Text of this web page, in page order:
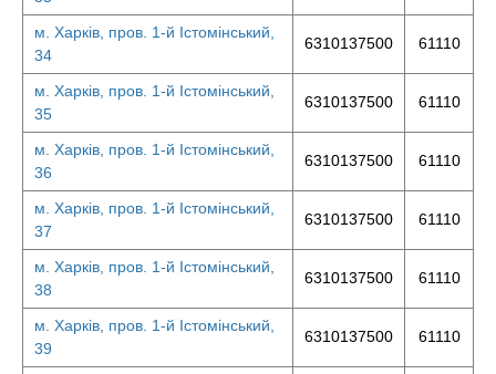
м. Харків, пров. 1-й Істомінський,
34
6310137500 61110
м. Харків, пров. 1-й Істомінський,
35
6310137500 61110
м. Харків, пров. 1-й Істомінський,
36
6310137500 61110
м. Харків, пров. 1-й Істомінський,
37
6310137500 61110
м. Харків, пров. 1-й Істомінський,
38
6310137500 61110
м. Харків, пров. 1-й Істомінський,
39
6310137500 61110